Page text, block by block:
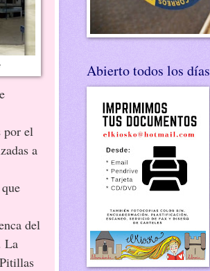
por el
a
del
La
Abierto todos los días